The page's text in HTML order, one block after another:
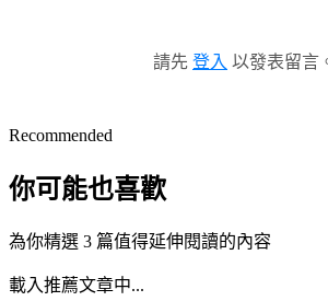
請先 登入 以發表留言
Recommended
你可能也喜歡
為你精選 3 篇值得延伸閱讀的內容
載入推薦文章中...